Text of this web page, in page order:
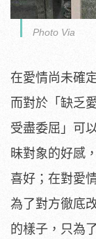
Photo Via
在愛情尚未確
而對於「缺乏
受盡委屈」可
昧對象的好感
喜好；在對愛
為了對方徹底
的樣子，只為